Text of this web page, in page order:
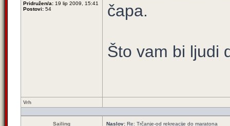
Pridružen/a: 19 lip 2009, 15:41
Postovi: 54
čapa.
Što vam bi ljudi
Vrh
Sailing Naslov: Re: Trčanje-od rekreacije do maratona